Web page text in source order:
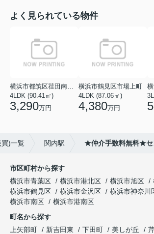
よく見られている物件
4LDK (90.41㎡)
3,290万円
横浜市鶴見区市場上町
4LDK (87.06㎡)
4,380万円
)一覧 関内駅 ★仲介手数料無料★セ
市区町村から探す
横浜市青葉区
横浜市港北区 横浜市旭区
横浜市鶴見区
横浜市金沢区 横浜市神奈川
横浜市南区
横浜市港南区
町名から探す
上矢部町
新吉田東 下田町 美しが丘